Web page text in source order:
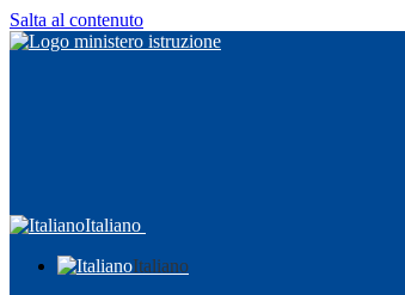
Salta al contenuto
Italiano
Italiano